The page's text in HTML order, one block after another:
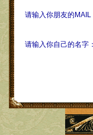
请输入你朋友的MAIL
请输入你自己的名字：